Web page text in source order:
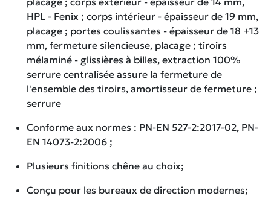
HPL - Fenix ; corps intérieur - épaisseur de 19 mm,
placage ; portes coulissantes - épaisseur de 18 +13
mm, fermeture silencieuse, placage ; tiroirs
mélaminé - glissières à billes, extraction 100%
serrure centralisée assure la fermeture de
l'ensemble des tiroirs, amortisseur de fermeture ;
serrure
Conforme aux normes : PN-EN 527-2:2017-02, PN-
EN 14073-2:2006 ;
Plusieurs finitions chêne au choix;
Conçu pour les bureaux de direction modernes;